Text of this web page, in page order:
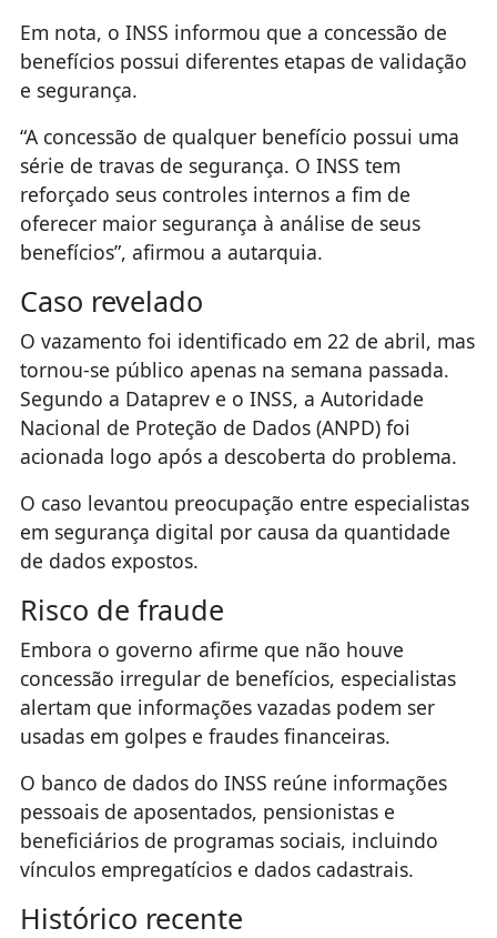
Em nota, o INSS informou que a concessão de
benefícios possui diferentes etapas de validação
e segurança.
“A concessão de qualquer benefício possui uma
série de travas de segurança. O INSS tem
reforçado seus controles internos a fim de
oferecer maior segurança à análise de seus
benefícios”, afirmou a autarquia.
Caso revelado
O vazamento foi identificado em 22 de abril, mas
tornou-se público apenas na semana passada.
Segundo a Dataprev e o INSS, a Autoridade
Nacional de Proteção de Dados (ANPD) foi
acionada logo após a descoberta do problema.
O caso levantou preocupação entre especialistas
em segurança digital por causa da quantidade
de dados expostos.
Risco de fraude
Embora o governo afirme que não houve
concessão irregular de benefícios, especialistas
alertam que informações vazadas podem ser
usadas em golpes e fraudes financeiras.
O banco de dados do INSS reúne informações
pessoais de aposentados, pensionistas e
beneficiários de programas sociais, incluindo
vínculos empregatícios e dados cadastrais.
Histórico recente